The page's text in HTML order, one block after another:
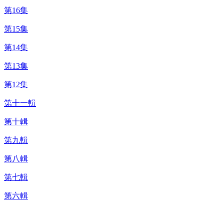
第16集
第15集
第14集
第13集
第12集
第十一輯
第十輯
第九輯
第八輯
第七輯
第六輯